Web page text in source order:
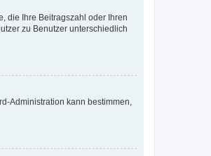
die Ihre Beitragszahl oder Ihren
zu Benutzer unterschiedlich
Administration kann bestimmen,